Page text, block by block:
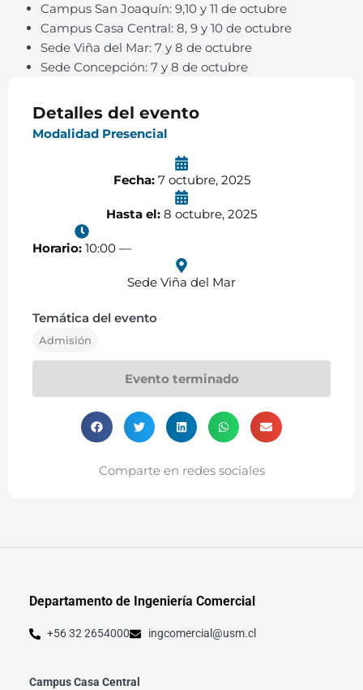
Campus San Joaquín: 9,10 y 11 de octubre
Campus Casa Central: 8, 9 y 10 de octubre
Sede Viña del Mar: 7 y 8 de octubre
Sede Concepción: 7 y 8 de octubre
Detalles del evento
Modalidad Presencial
Fecha: 7 octubre, 2025
Hasta el: 8 octubre, 2025
Horario: 10:00 —
Sede Viña del Mar
Temática del evento
Admisión
Evento terminado
Comparte en redes sociales
Departamento de Ingeniería Comercial
+56 32 2654000 ingcomercial@usm.cl
Campus Casa Central